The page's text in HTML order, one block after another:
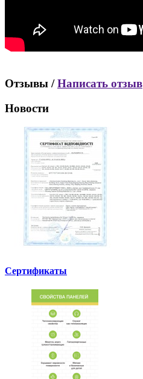
Отзывы /Написать отзыв
Новости
Сертификаты